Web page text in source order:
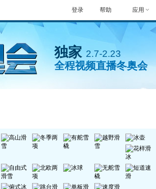
帮助 应用
登录
独家 2.7-2.23
全程视频直播冬奥会